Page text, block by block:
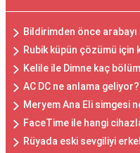
Bildirimden önce
Rubik küpün çözümü
Kelile ile Dimne kaç
AC DC ne anlama geliyor?
Meryem Ana Eli simgesi
FaceTime ile hangi
Rüyada eski sevgiliyi